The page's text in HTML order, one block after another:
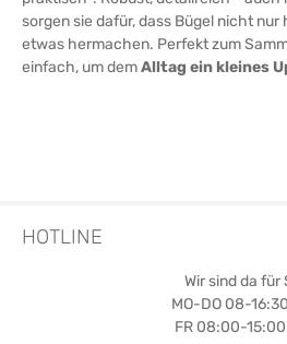
Anbau Mit praktischen
sichere Aufhängen von Röcken und
Haken erhöht die Flexibilität und
Größen verfügbar: 38 cm, 41 cm,
dass diese beschädigt werden oder
von Luxus und Praktikabilität.
für unseren vielseitigen Kleiderbügel
die ideale Verbindung aus Stil,
sorgen sie dafür, dass Bügel nicht nur
etwas hermachen. Perfekt zum
einfach, um demAlltag ein kleines
HOTLINE
Wir sind da für
MO-DO 08-
FR 08:00-